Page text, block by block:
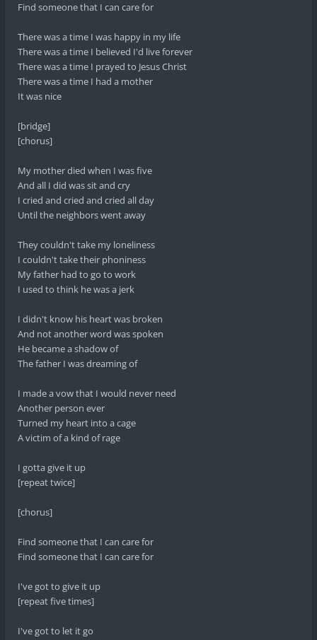
Find someone that I can care for
There was a time I was happy in my life
There was a time I believed I'd live forever
There was a time I prayed to Jesus Christ
There was a time I had a mother
It was nice
[bridge]
[chorus]
My mother died when I was five
And all I did was sit and cry
I cried and cried and cried all day
Until the neighbors went away
They couldn't take my loneliness
I couldn't take their phoniness
My father had to go to work
I used to think he was a jerk
I didn't know his heart was broken
And not another word was spoken
He became a shadow of
The father I was dreaming of
I made a vow that I would never need
Another person ever
Turned my heart into a cage
A victim of a kind of rage
I gotta give it up
[repeat twice]
[chorus]
Find someone that I can care for
Find someone that I can care for
I've got to give it up
[repeat five times]
I've got to let it go